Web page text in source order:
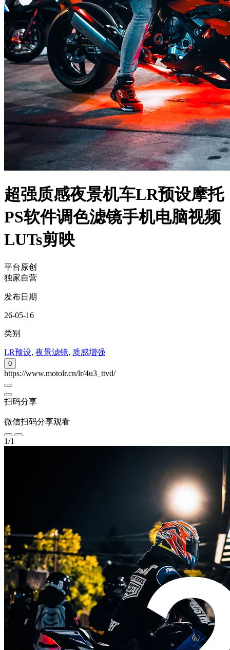
超强质感夜景机车LR预设摩托
PS软件调色滤镜手机电脑视频
LUTs剪映
平台原创
独家自营
发布日期
26-05-16
类别
LR预设, 夜景滤镜, 质感增强
0
https://www.motolr.cn/lr/4u3_ttvd/
扫码分享
微信扫码分享观看
1/1